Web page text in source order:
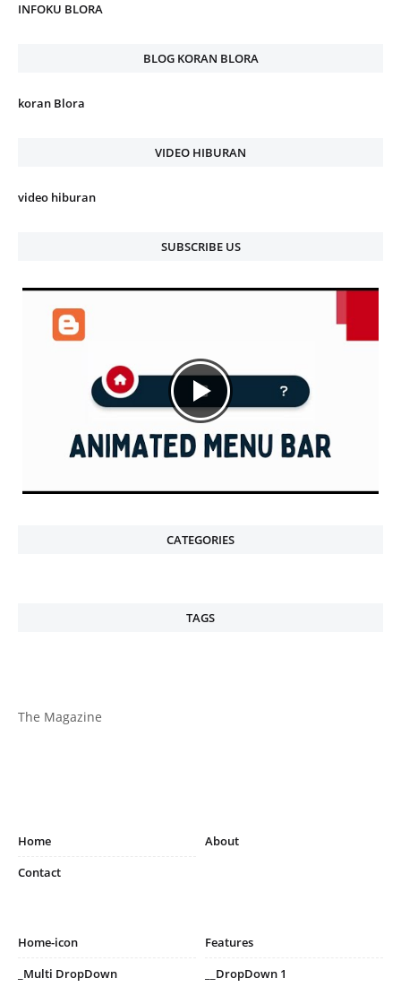
INFOKU BLORA
BLOG KORAN BLORA
koran Blora
VIDEO HIBURAN
video hiburan
SUBSCRIBE US
CATEGORIES
TAGS
The Magazine
Home
About
Contact
Home-icon
Features
_Multi DropDown
__DropDown 1